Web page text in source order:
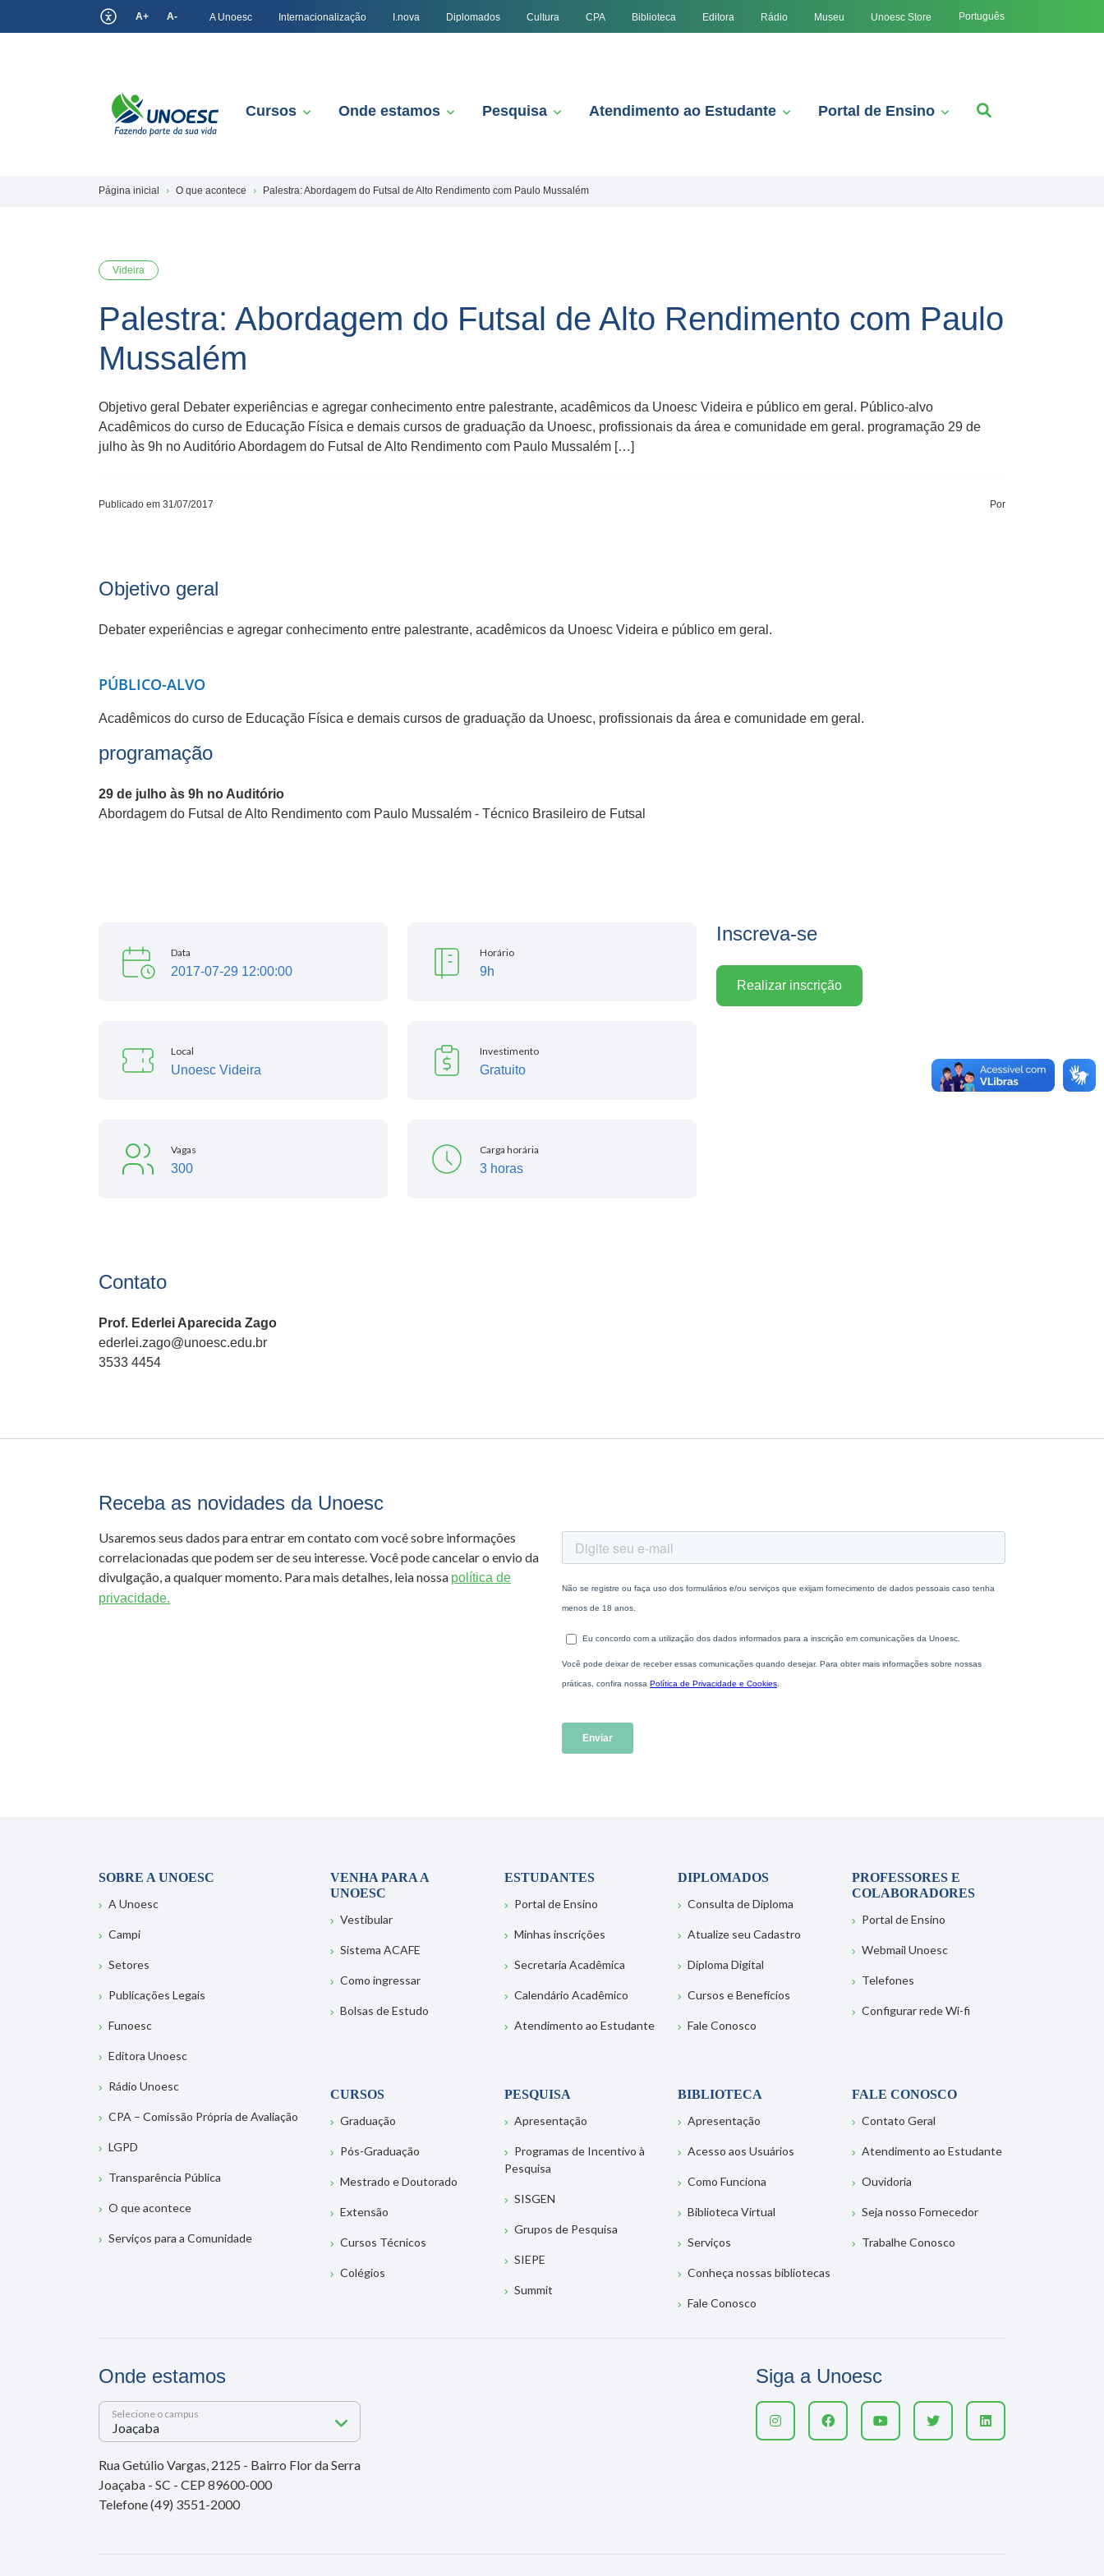
A+ A- A Unoesc Internacionalização I.nova Diplomados Cultura CPA Biblioteca Editora Rádio Museu Unoesc Store Português
Cursos Onde estamos Pesquisa Atendimento ao Estudante Portal de Ensino
Página inicial O que acontece Palestra: Abordagem do Futsal de Alto Rendimento com Paulo Mussalém
Videira
Palestra: Abordagem do Futsal de Alto Rendimento com Paulo
Mussalém
Objetivo geral Debater experiências e agregar conhecimento entre palestrante, acadêmicos da Unoesc Videira e público em geral. Público-alvo
Acadêmicos do curso de Educação Física e demais cursos de graduação da Unoesc, profissionais da área e comunidade em geral. programação 29 de
julho às 9h no Auditório Abordagem do Futsal de Alto Rendimento com Paulo Mussalém […]
Publicado em 31/07/2017 Por
Objetivo geral
Debater experiências e agregar conhecimento entre palestrante, acadêmicos da Unoesc Videira e público em geral.
PÚBLICO-ALVO
Acadêmicos do curso de Educação Física e demais cursos de graduação da Unoesc, profissionais da área e comunidade em geral.
programação
29 de julho às 9h no Auditório
Abordagem do Futsal de Alto Rendimento com Paulo Mussalém - Técnico Brasileiro de Futsal
Data
2017-07-29 12:00:00
Horário
9h
Local
Unoesc Videira
Investimento
Gratuito
Vagas
300
Carga horária
3 horas
Inscreva-se
Realizar inscrição
Contato
Prof. Ederlei Aparecida Zago
ederlei.zago@unoesc.edu.br
3533 4454
Receba as novidades da Unoesc
Usaremos seus dados para entrar em contato com você sobre informações
correlacionadas que podem ser de seu interesse. Você pode cancelar o envio da
divulgação, a qualquer momento. Para mais detalhes, leia nossa política de
privacidade.
SOBRE A UNOESC
A Unoesc
Campi
Setores
Publicações Legais
Funoesc
Editora Unoesc
Rádio Unoesc
CPA – Comissão Própria de Avaliação
LGPD
Transparência Pública
O que acontece
Serviços para a Comunidade
VENHA PARA A
UNOESC
Vestibular
Sistema ACAFE
Como ingressar
Bolsas de Estudo
ESTUDANTES
Portal de Ensino
Minhas inscrições
Secretaria Acadêmica
Calendário Acadêmico
Atendimento ao Estudante
DIPLOMADOS
Consulta de Diploma
Atualize seu Cadastro
Diploma Digital
Cursos e Benefícios
Fale Conosco
PROFESSORES E
COLABORADORES
Portal de Ensino
Webmail Unoesc
Telefones
Configurar rede Wi-fi
CURSOS
Graduação
Pós-Graduação
Mestrado e Doutorado
Extensão
Cursos Técnicos
Colégios
PESQUISA
Apresentação
Programas de Incentivo à
Pesquisa
SISGEN
Grupos de Pesquisa
SIEPE
Summit
BIBLIOTECA
Apresentação
Acesso aos Usuários
Como Funciona
Biblioteca Virtual
Serviços
Conheça nossas bibliotecas
Fale Conosco
FALE CONOSCO
Contato Geral
Atendimento ao Estudante
Ouvidoria
Seja nosso Fornecedor
Trabalhe Conosco
Onde estamos
Selecione o campus
Rua Getúlio Vargas, 2125 - Bairro Flor da Serra
Joaçaba - SC - CEP 89600-000
Telefone (49) 3551-2000
Siga a Unoesc